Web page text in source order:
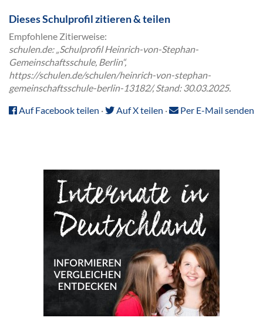
Dieses Schulprofil zitieren & teilen
Empfohlene Zitierweise:
schulen.de: „Schulprofil Heinrich-von-Stephan-
Gemeinschaftsschule, Berlin“,
https://schulen.de/schulen/heinrich-von-stephan-
gemeinschaftsschule-berlin-13182/, Stand: 30.03.2025.
Auf Facebook teilen · Auf X teilen · Per E-Mail senden